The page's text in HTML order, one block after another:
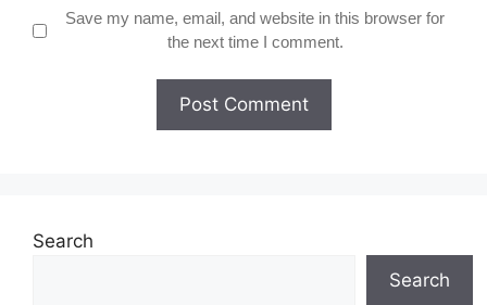
Save my name, email, and website in this browser for
the next time I comment.
Search
Search